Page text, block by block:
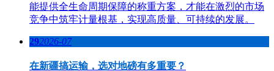
能提供全生命周期保障的称重方案，才能在激烈的市场
竞争中筑牢计量根基，实现高质量、可持续的发展。
292026-07
在新疆搞运输，选对地磅有多重要？